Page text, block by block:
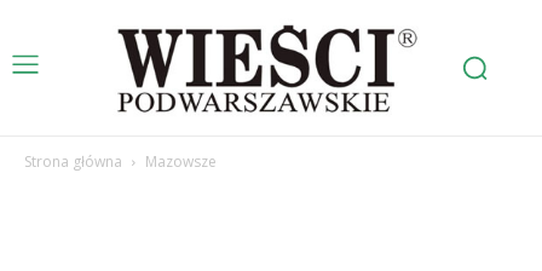
Strona główna Mazowsze